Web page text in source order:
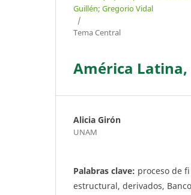
Guillén; Gregorio Vidal
/
Tema Central
América
Alicia Girón
UNAM
Palabras clave: proceso de
estructural, derivados,